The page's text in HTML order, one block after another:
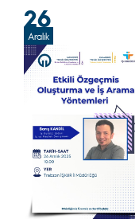
26
Aralık